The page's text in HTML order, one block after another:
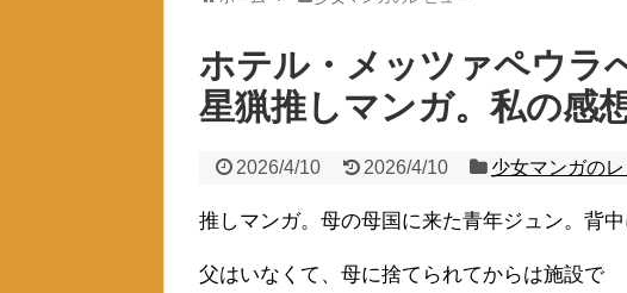
ホテル・メッツァペウ
星猟推しマンガ。私の感
2026/4/10 2026/4/10 少女マンガの
推しマンガ。母の母国に来た青年ジュン。背
父はいなくて、母に捨てられてからは施設で